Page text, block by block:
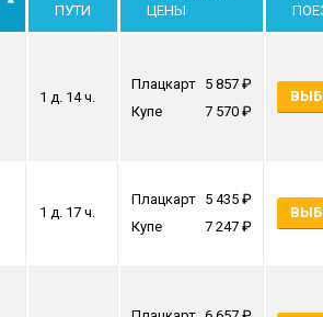
ПУТИ
ЦЕНЫ
1 д. 14 ч.
Плацкарт 5 857
Купе
7 570
1 д. 17 ч.
Плацкарт 5 435
Купе
7 247